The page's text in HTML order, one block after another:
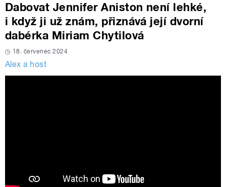
Dabovat Jennifer Aniston není lehké,
i když ji už znám, přiznává její dvorní
dabérka Miriam Chytilová
18. červenec 2024
Alex a host